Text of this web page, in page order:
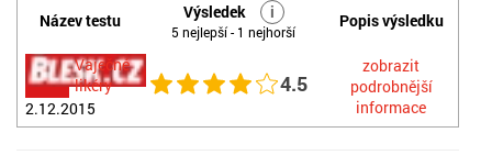
Název testu Výsledek i
5 nejlepší - 1 nejhorší
Popis výsledku
Vaječné
likéry
2.12.2015
4.5
zobrazit
podrobnější
informace